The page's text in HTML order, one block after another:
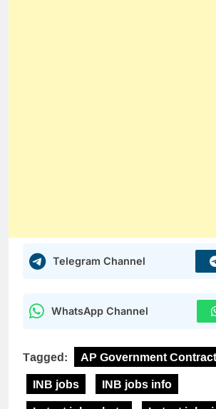
Telegram Channel
WhatsApp Channel
Tagged:
AP Government
INB jobs
INB jobs info